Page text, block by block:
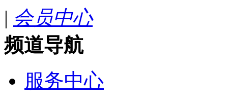
| 会员中心
频道导航
服务中心